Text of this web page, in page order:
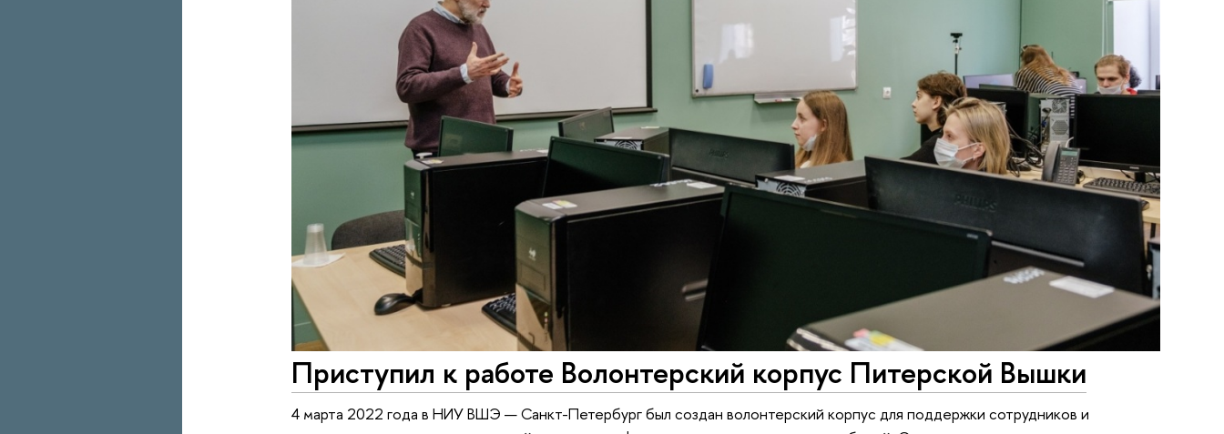
Приступил к работе Волонтерский корпус Питерской Вышки
4 марта 2022 года в НИУ ВШЭ — Санкт-Петербург был создан волонтерский корпус для поддержки сотрудников и